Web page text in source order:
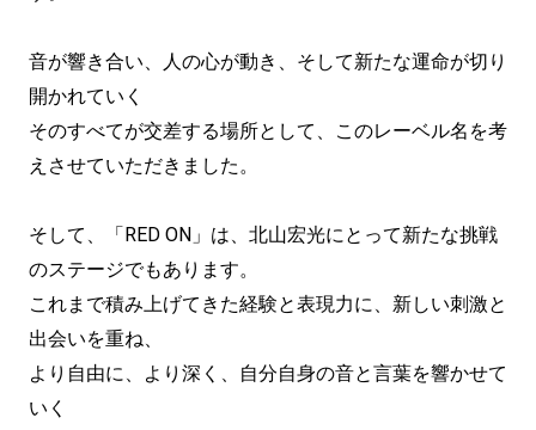
音が響き合い、人の心が動き、そして新たな運命が切り
開かれていく
そのすべてが交差する場所として、このレーベル名を考
えさせていただきました。
そして、「RED ON」は、北山宏光にとって新たな挑戦
のステージでもあります。
これまで積み上げてきた経験と表現力に、新しい刺激と
出会いを重ね、
より自由に、より深く、自分自身の音と言葉を響かせて
いく